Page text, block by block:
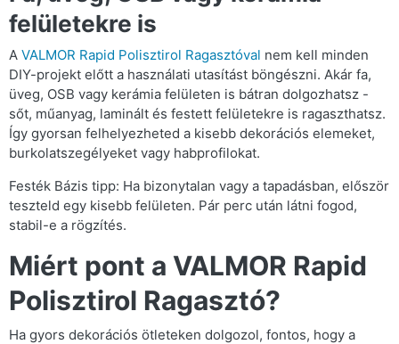
felületekre is
A VALMOR Rapid Polisztirol Ragasztóval nem kell minden
DIY-projekt előtt a használati utasítást böngészni. Akár fa,
üveg, OSB vagy kerámia felületen is bátran dolgozhatsz -
sőt, műanyag, laminált és festett felületekre is ragaszthatsz.
Így gyorsan felhelyezheted a kisebb dekorációs elemeket,
burkolatszegélyeket vagy habprofilokat.
Festék Bázis tipp: Ha bizonytalan vagy a tapadásban, először
teszteld egy kisebb felületen. Pár perc után látni fogod,
stabil-e a rögzítés.
Miért pont a VALMOR Rapid
Polisztirol Ragasztó?
Ha gyors dekorációs ötleteken dolgozol, fontos, hogy a